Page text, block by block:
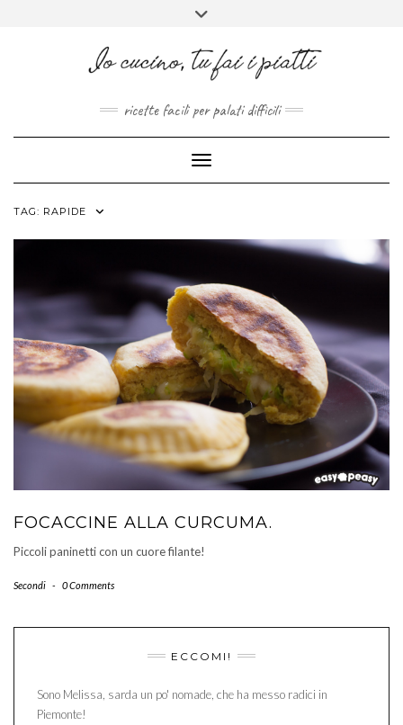
FACEBOOK
PINTEREST
INSTAGRAM
ricette facili per palati difficili
Toggle Navigation
TAG: RAPIDE
FOCACCINE ALLA CURCUMA.
Piccoli paninetti con un cuore filante!
Secondi - 0 Comments
ECCOMI!
Sono Melissa, sarda un po' nomade, che ha messo radici in
Piemonte!